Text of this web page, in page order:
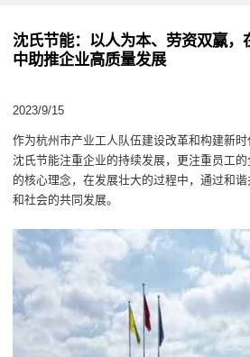
沈氏节能：以人为本、劳资双赢，
中助推企业高质量发展
2023/9/15
作为杭州市产业工人队伍建设改革和构建新时
沈氏节能注重企业的持续发展，更注重员工
的核心理念 ，在发展壮大的过程中 ，通过和
和社会的共同发展。